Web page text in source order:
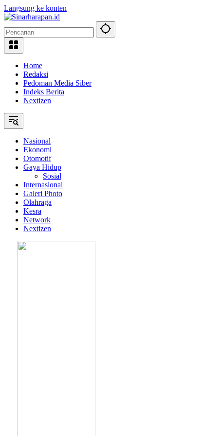
Langsung ke konten
Home
Redaksi
Pedoman Media Siber
Indeks Berita
Nextizen
Nasional
Ekonomi
Otomotif
Gaya Hidup
Sosial
Internasional
Galeri Photo
Olahraga
Kesra
Network
Nextizen